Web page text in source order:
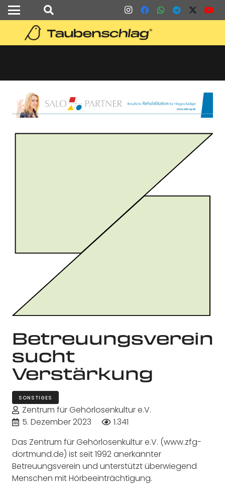
Betreuungsverein
sucht
Verstärkung
SONSTIGES
Zentrum für Gehörlosenkultur e.V.
5. Dezember 2023
1.341
Das Zentrum für Gehörlosenkultur e.V. (www.zfg-
dortmund.de) ist seit 1992 anerkannter
Betreuungsverein und unterstützt überwiegend
Menschen mit Hörbeeinträchtigung.